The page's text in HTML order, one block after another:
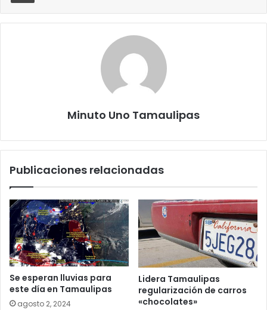
Minuto Uno Tamaulipas
Publicaciones relacionadas
Se esperan lluvias para
este día en Tamaulipas
agosto 2, 2024
Lidera Tamaulipas
regularización de carros
«chocolates»